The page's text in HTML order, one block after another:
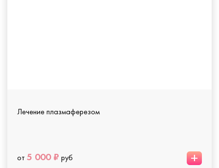
Лечение плазмаферезом
от 5 000 ₽ руб +